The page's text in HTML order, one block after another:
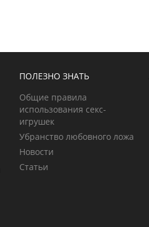
ПОЛЕЗНО ЗНАТЬ
Общие правила
использования секс-
игрушек
Убранство любовного ложа
Новости
Статьи